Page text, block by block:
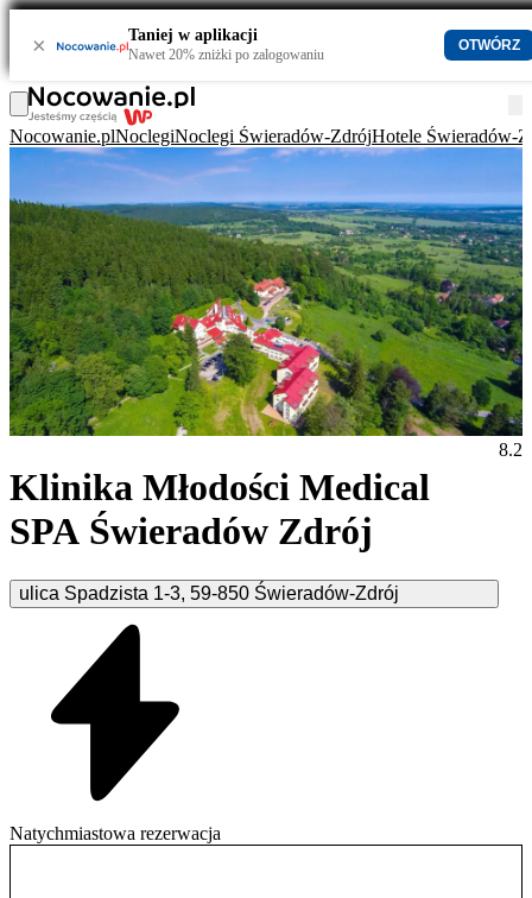
× Taniej w aplikacji
Nawet 20% zniżki po zalogowaniu
OTWÓRZ
Nocowanie.plNoclegiNoclegi Świeradów-ZdrójHotele Świeradów-
Klinika Młodości Medical
SPA Świeradów Zdrój
ulica Spadzista 1-3, 59-850 Świeradów-Zdrój
8.2
Natychmiastowa rezerwacja